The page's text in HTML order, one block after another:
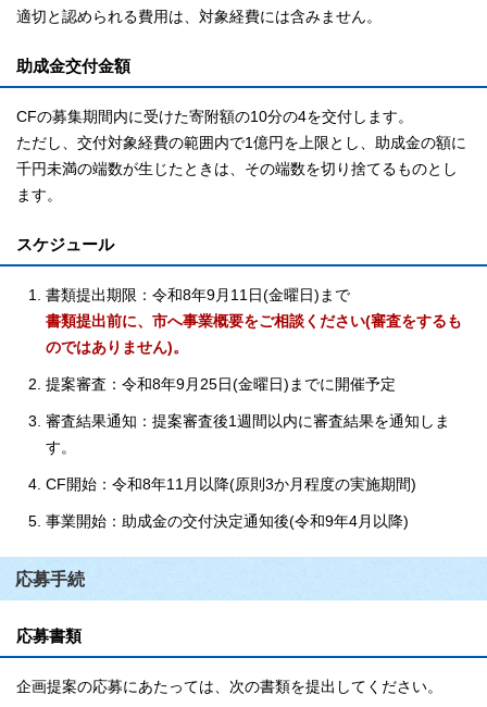
適切と認められる費用は、対象経費には含みません。
助成金交付金額
CFの募集期間内に受けた寄附額の10分の4を交付します。
ただし、交付対象経費の範囲内で1億円を上限とし、助成金の額に
千円未満の端数が生じたときは、その端数を切り捨てるものとし
ます。
スケジュール
書類提出期限：令和8年9月11日(金曜日)まで
書類提出前に、市へ事業概要をご相談ください(審査をするも
のではありません)。
提案審査：令和8年9月25日(金曜日)までに開催予定
審査結果通知：提案審査後1週間以内に審査結果を通知しま
す。
CF開始：令和8年11月以降(原則3か月程度の実施期間)
事業開始：助成金の交付決定通知後(令和9年4月以降)
応募手続
応募書類
企画提案の応募にあたっては、次の書類を提出してください。